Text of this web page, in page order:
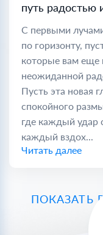
путь радостью
С первыми
по горизонту,
которые вам еще
неожиданной
Пусть эта новая
спокойного
где каждый удар
каждый вздох...
Читать далее
ПОКАЗАТЬ